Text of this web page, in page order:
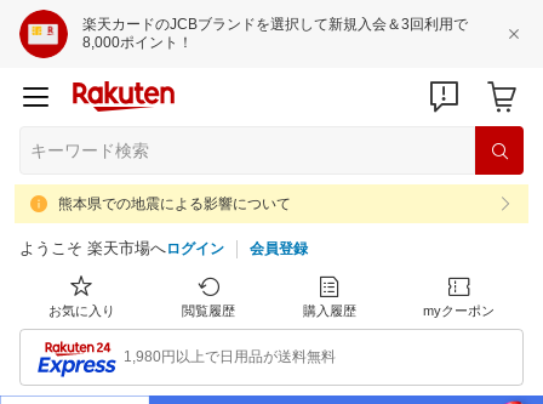
楽天カードのJCBブランドを選択して新規入会＆3回利用で
8,000ポイント！
熊本県での地震による影響について
ようこそ 楽天市場へログイン 会員登録
お気に入り 閲覧履歴 購入履歴 myクーポン
1,980円以上で日用品が送料無料